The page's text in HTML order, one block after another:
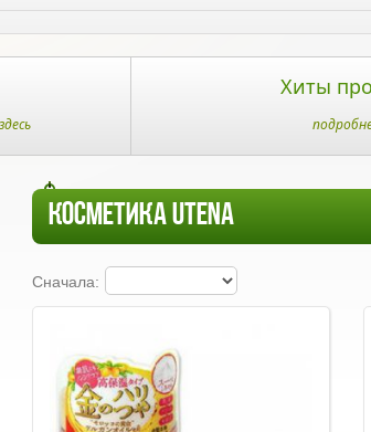
здесь
Хиты
КОСМЕТИКА UTENA
Сначала: